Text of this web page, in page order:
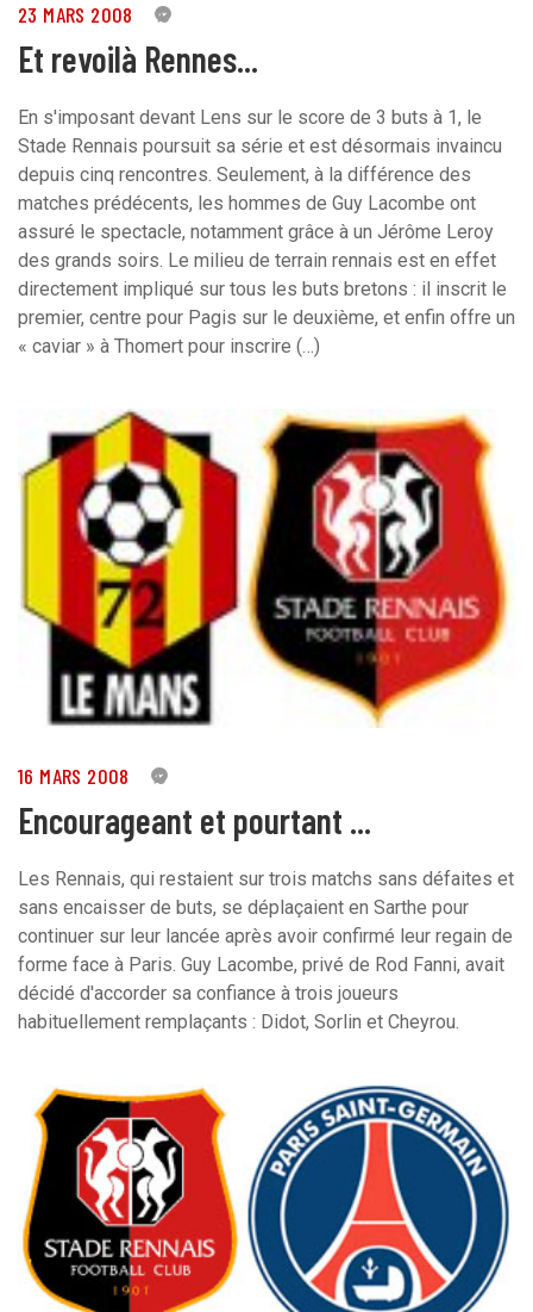
23 MARS 2008 0
Et revoilà Rennes...
En s'imposant devant Lens sur le score de 3 buts à 1, le
Stade Rennais poursuit sa série et est désormais invaincu
depuis cinq rencontres. Seulement, à la différence des
matches prédécents, les hommes de Guy Lacombe ont
assuré le spectacle, notamment grâce à un Jérôme Leroy
des grands soirs. Le milieu de terrain rennais est en effet
directement impliqué sur tous les buts bretons : il inscrit le
premier, centre pour Pagis sur le deuxième, et enfin offre un
« caviar » à Thomert pour inscrire (…)
16 MARS 2008 0
Encourageant et pourtant ...
Les Rennais, qui restaient sur trois matchs sans défaites et
sans encaisser de buts, se déplaçaient en Sarthe pour
continuer sur leur lancée après avoir confirmé leur regain de
forme face à Paris. Guy Lacombe, privé de Rod Fanni, avait
décidé d'accorder sa confiance à trois joueurs
habituellement remplaçants : Didot, Sorlin et Cheyrou.